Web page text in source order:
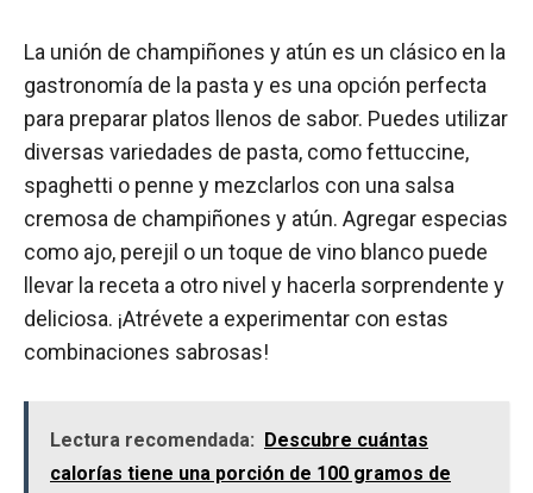
La unión de champiñones y atún es un clásico en la
gastronomía de la pasta y es una opción perfecta
para preparar platos llenos de sabor. Puedes utilizar
diversas variedades de pasta, como fettuccine,
spaghetti o penne y mezclarlos con una salsa
cremosa de champiñones y atún. Agregar especias
como ajo, perejil o un toque de vino blanco puede
llevar la receta a otro nivel y hacerla sorprendente y
deliciosa. ¡Atrévete a experimentar con estas
combinaciones sabrosas!
Lectura recomendada: Descubre cuántas
calorías tiene una porción de 100 gramos de